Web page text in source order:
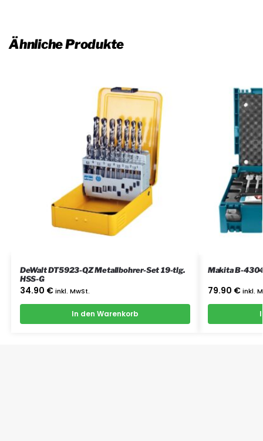
Ähnliche Produkte
DeWalt DT5923-QZ Metallbohrer-Set 19-tlg.
HSS-G
34.90 € inkl. MwSt.
In den Warenkorb
Makita B-
79.90 € inkl.